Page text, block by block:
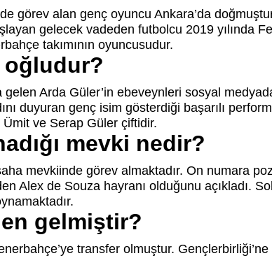
görev alan genç oyuncu Ankara’da
gelecek vadeden futbolcu 2019 yılında
takımının oyuncusudur.
oğludur?
Arda Güler’in ebeveynleri sosyal
duyuran genç isim gösterdiği başarılı
ve Serap Güler çiftidir.
mevki nedir?
mevkiinde görev almaktadır. On numara
Alex de Souza hayranı olduğunu açıkladı.
gelmiştir?
transfer olmuştur. Gençlerbirliği’ne